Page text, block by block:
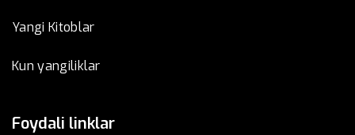
Yangi Kitoblar
Kun yangiliklar
Foydali linklar